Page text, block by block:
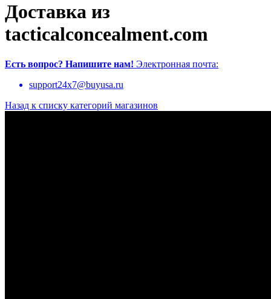
Доставка из
tacticalconcealment.com
Есть вопрос? Напишите нам! Электронная почта:
support24x7@buyusa.ru
Назад к списку категорий магазинов